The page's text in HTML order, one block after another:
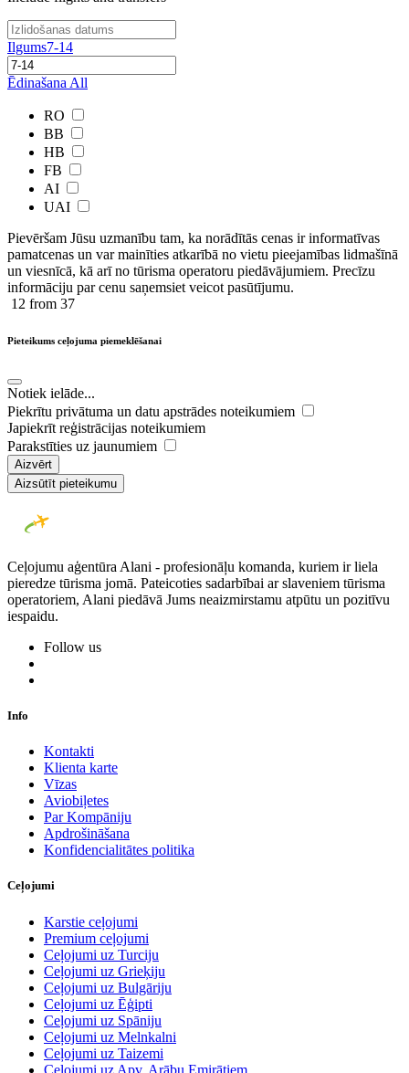
Ilgums7-14
Ēdinašana All
RO
BB
HB
FB
AI
UAI
Pievēršam Jūsu uzmanību tam, ka norādītās cenas ir ​informatīvas ​
pamatcenas un var mainīties atkarībā ​no ​vietu pieejamības lidmašīnā
un viesnīcā, kā arī no tūrisma operatoru piedāvājumiem. Precīzu
informāciju par cenu saņemsiet veicot pasūtījumu.
12 from 37
Pieteikums ceļojuma piemeklēšanai
Notiek ielāde...
Piekrītu privātuma un datu apstrādes noteikumiem
Japiekrīt reģistrācijas noteikumiem
Parakstīties uz jaunumiem
Aizvērt
Aizsūtīt pieteikumu
Ceļojumu aģentūra Alani - profesionāļu komanda, kuriem ir liela
pieredze tūrisma jomā. Pateicoties sadarbībai ar slaveniem tūrisma
operatoriem, Alani piedāvā Jums neaizmirstamu atpūtu un pozitīvu
iespaidu.
Follow us
Info
Kontakti
Klienta karte
Vīzas
Aviobiļetes
Par Kompāniju
Apdrošināšana
Konfidencialitātes politika
Ceļojumi
Karstie ceļojumi
Premium ceļojumi
Ceļojumi uz Turciju
Ceļojumi uz Grieķiju
Ceļojumi uz Bulgāriju
Ceļojumi uz Ēģipti
Ceļojumi uz Spāniju
Ceļojumi uz Melnkalni
Ceļojumi uz Taizemi
Ceļojumi uz Apv. Arābu Emirātiem